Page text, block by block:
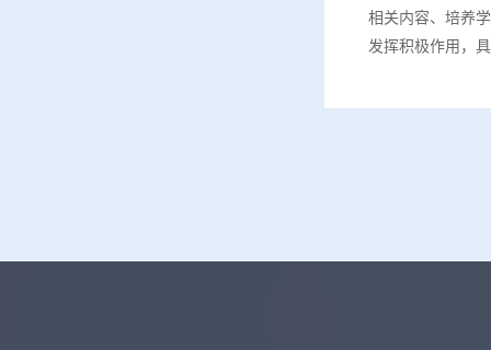
相关内容、培养
发挥积极作用，